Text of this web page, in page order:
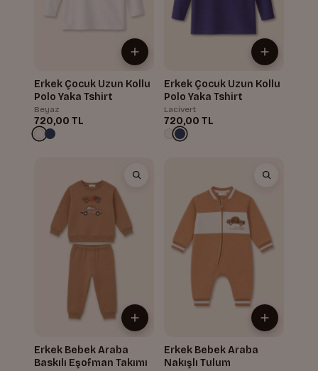
Erkek Çocuk Uzun Kollu
Polo Yaka Tshirt
Beyaz
720,00 TL
Erkek Çocuk Uzun Kollu
Polo Yaka Tshirt
Lacivert
720,00 TL
Erkek Bebek Araba
Baskılı Eşofman Takımı
Erkek Bebek Araba
Nakışlı Tulum